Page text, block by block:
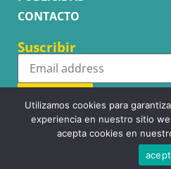
CONTACTO
Suscribir
Subscribe
Copyright © WhatsupCams 2016 -
Utilizamos cookies para
experiencia en nuestro sitio
acepta cookies en